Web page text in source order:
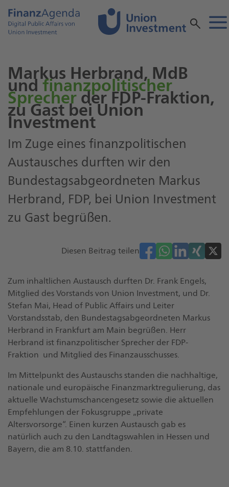
Markus Herbrand, MdB
undfinanzpolitischer
Sprecherder FDP-Fraktion,
zu Gast bei Union
Investment
Im Zuge eines finanzpolitischen
Austausches durften wir den
Bundestagsabgeordneten Markus
Herbrand, FDP, bei Union Investment
zu Gast begrüßen.
Diesen Beitrag teilen
Zum inhaltlichen Austausch durften Dr. Frank Engels,
Mitglied des Vorstands von Union Investment, und Dr.
Stefan Mai, Head of Public Affairs und Leiter
Vorstandsstab, den Bundestagsabgeordneten Markus
Herbrand in Frankfurt am Main begrüßen. Herr
Herbrand ist finanzpolitischer Sprecher der FDP-
Fraktion und Mitglied des Finanzausschusses.
Im Mittelpunkt des Austauschs standen die nachhaltige,
nationale und europäische Finanzmarktregulierung, das
aktuelle Wachstumschancengesetz sowie die aktuellen
Empfehlungen der Fokusgruppe „private
Altersvorsorge“. Einen kurzen Austausch gab es
natürlich auch zu den Landtagswahlen in Hessen und
Bayern, die am 8.10. stattfanden.